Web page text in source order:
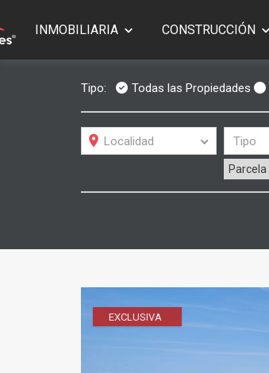
INMOBILIARIA CONSTRUCCIÓN
Tipo: Todas las Propiedades
Localidad Tipo
Parcela
EXCLUSIVA